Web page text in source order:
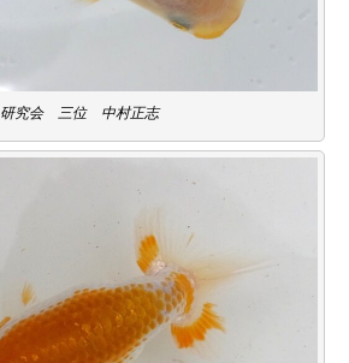
研究会 三位 中村正志